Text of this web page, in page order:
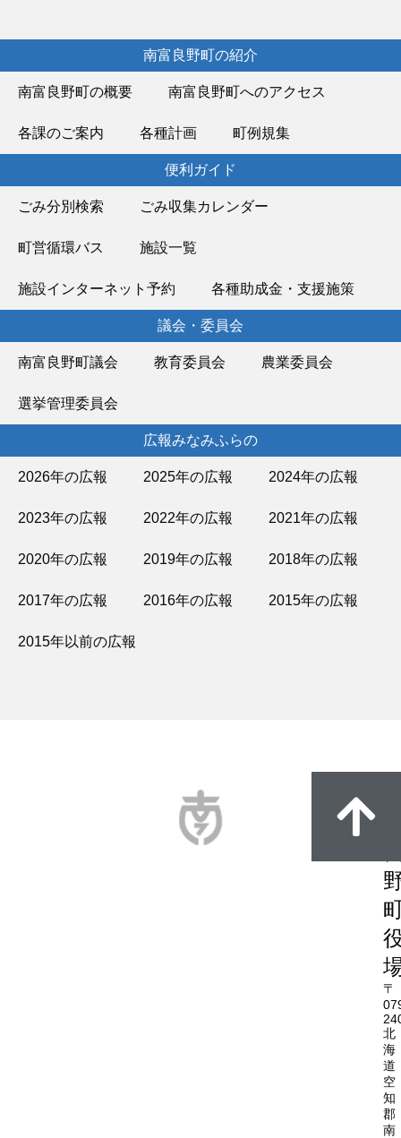
南富良野町の紹介
南富良野町の概要 南富良野町へのアクセス
各課のご案内 各種計画 町例規集
便利ガイド
ごみ分別検索 ごみ収集カレンダー
町営循環バス 施設一覧
施設インターネット予約 各種助成金・支援施策
議会・委員会
南富良野町議会 教育委員会 農業委員会
選挙管理委員会
広報みなみふらの
2026年の広報 2025年の広報 2024年の広報
2023年の広報 2022年の広報 2021年の広報
2020年の広報 2019年の広報 2018年の広報
2017年の広報 2016年の広報 2015年の広報
2015年以前の広報
〒
北
海
道
空
知
郡
南